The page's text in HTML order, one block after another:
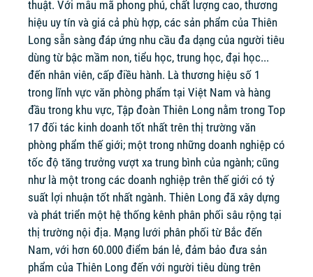
thuật. Với mẫu mã phong phú, chất lượng cao, thương
hiệu uy tín và giá cả phù hợp, các sản phẩm của Thiên
Long sẵn sàng đáp ứng nhu cầu đa dạng của người tiêu
dùng từ bậc mầm non, tiểu học, trung học, đại học...
đến nhân viên, cấp điều hành. Là thương hiệu số 1
trong lĩnh vực văn phòng phẩm tại Việt Nam và hàng
đầu trong khu vực, Tập đoàn Thiên Long nằm trong Top
17 đối tác kinh doanh tốt nhất trên thị trường văn
phòng phẩm thế giới; một trong những doanh nghiệp có
tốc độ tăng trưởng vượt xa trung bình của ngành; cũng
như là một trong các doanh nghiệp trên thế giới có tỷ
suất lợi nhuận tốt nhất ngành. Thiên Long đã xây dựng
và phát triển một hệ thống kênh phân phối sâu rộng tại
thị trường nội địa. Mạng lưới phân phối từ Bắc đến
Nam, với hơn 60.000 điểm bán lẻ, đảm bảo đưa sản
phẩm của Thiên Long đến với người tiêu dùng trên